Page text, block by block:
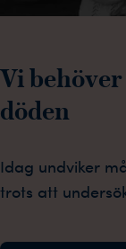
Vi
döden
Idag undviker
trots att